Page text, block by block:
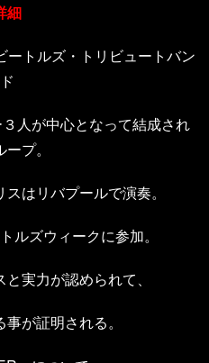
細
トルズ・トリビュートバン
ド
人が中心となって結成され
プ。
はリバプールで演奏。
ルズウィークに参加。
実力が認められて、
が証明される。